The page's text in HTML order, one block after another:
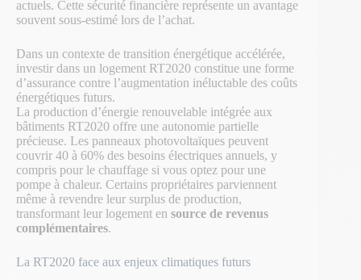
actuels. Cette sécurité financière représente un avantage
souvent sous-estimé lors de l’achat.
Dans un contexte de transition énergétique accélérée,
investir dans un logement RT2020 constitue une forme
d’assurance contre l’augmentation inéluctable des coûts
énergétiques futurs.
La production d’énergie renouvelable intégrée aux
bâtiments RT2020 offre une autonomie partielle
précieuse. Les panneaux photovoltaïques peuvent
couvrir 40 à 60% des besoins électriques annuels, y
compris pour le chauffage si vous optez pour une
pompe à chaleur. Certains propriétaires parviennent
même à revendre leur surplus de production,
transformant leur logement en source de revenus
complémentaires.
La RT2020 face aux enjeux climatiques futurs